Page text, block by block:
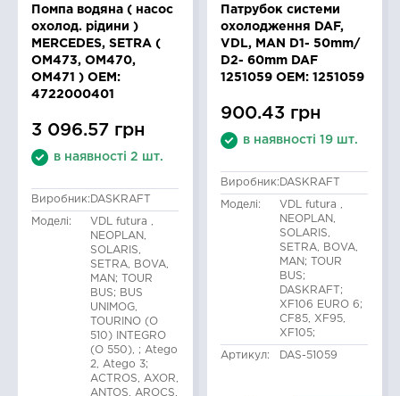
Помпа водяна ( насос
охолод. рідини )
MERCEDES, SETRA (
OM473, OM470,
OM471 ) OEM:
4722000401
3 096.57 грн
в наявності 2 шт.
Виробник: DASKRAFT
Моделі:
VDL futura ,
NEOPLAN,
SOLARIS,
SETRA, BOVA,
MAN; TOUR
BUS; BUS
UNIMOG,
TOURINO (O
510) INTEGRO
(O 550), ; Atego
2, Atego 3;
ACTROS, AXOR,
ANTOS, AROCS,
Патрубок системи
охолодження DAF,
VDL, MAN D1- 50mm/
D2- 60mm DAF
1251059 OEM: 1251059
900.43 грн
в наявності 19 шт.
Виробник: DASKRAFT
Моделі:
VDL futura ,
NEOPLAN,
SOLARIS,
SETRA, BOVA,
MAN; TOUR
BUS;
DASKRAFT;
XF106 EURO 6;
CF85, XF95,
XF105;
Артикул: DAS-51059